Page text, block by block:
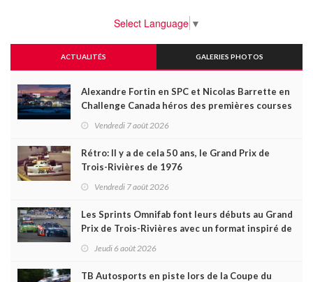
Select Language ▼
ACTUALITÉS GALERIES PHOTOS
Alexandre Fortin en SPC et Nicolas Barrette en
Challenge Canada héros des premières courses
Vendredi 7 août 2026
Rétro: Il y a de cela 50 ans, le Grand Prix de
Trois-Rivières de 1976
Vendredi 7 août 2026
Les Sprints Omnifab font leurs débuts au Grand
Prix de Trois-Rivières avec un format inspiré de
Jeudi 6 août 2026
TB Autosports en piste lors de la Coupe du